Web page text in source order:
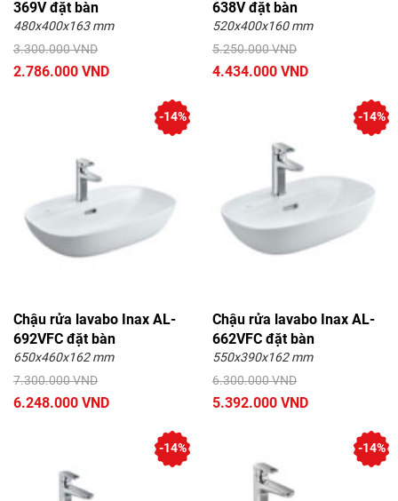
Chậu lavabo đá xuyên
sáng
369V đặt bàn
480x400x163 mm
3.300.000 VND
2.786.000 VND
638V đặt bàn
520x400x160 mm
5.250.000 VND
4.434.000 VND
Chậu rửa lavabo Inax AL-
692VFC đặt bàn
650x460x162 mm
7.300.000 VND
6.248.000 VND
-14%
Chậu rửa lavabo Inax AL-
662VFC đặt bàn
550x390x162 mm
6.300.000 VND
5.392.000 VND
-14%
-14% -14%